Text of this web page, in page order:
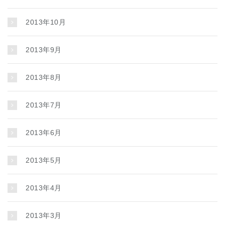
2013年10月
2013年9月
2013年8月
2013年7月
2013年6月
2013年5月
2013年4月
2013年3月